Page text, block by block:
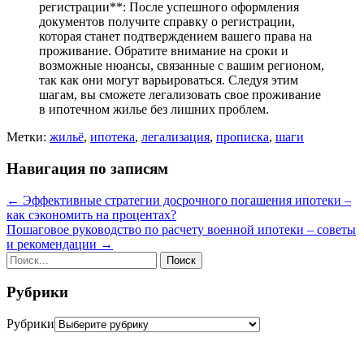
регистрации**: После успешного оформления
документов получите справку о регистрации,
которая станет подтверждением вашего права на
проживание. Обратите внимание на сроки и
возможные нюансы, связанные с вашим регионом,
так как они могут варьироваться. Следуя этим
шагам, вы сможете легализовать свое проживание
в ипотечном жилье без лишних проблем.
Метки: жильё, ипотека, легализация, прописка, шаги
Навигация по записям
← Эффективные стратегии досрочного погашения ипотеки –
как сэкономить на процентах?
Пошаговое руководство по расчету военной ипотеки – советы
и рекомендации →
Рубрики
Рубрики